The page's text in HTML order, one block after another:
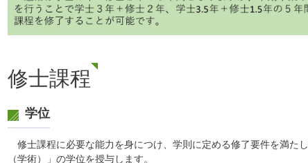
修士課程
学位
修士課程に必要な能力を身につけ、学則に定める修了要件を満た
（学術）」の学位を授与します。